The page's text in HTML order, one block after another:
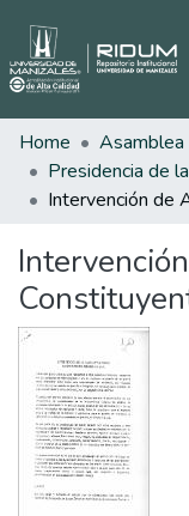
Home
Presidencia de